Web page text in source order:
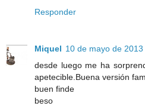
Responder
Miquel 10 de mayo de
desde luego me ha
apetecible.Buena versión
buen finde
beso